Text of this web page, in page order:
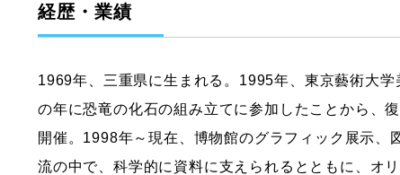
経歴・業績
1969年、三重県に生まれる。1995年、東京藝術大
の年に恐竜の化石の組み立てに参加したことから、
開催。1998年～現在、博物館のグラフィック展示
流の中で、科学的に資料に支えられるとともに、オ